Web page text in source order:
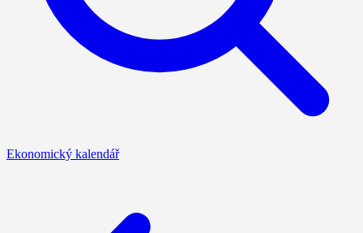
Ekonomický kalendář